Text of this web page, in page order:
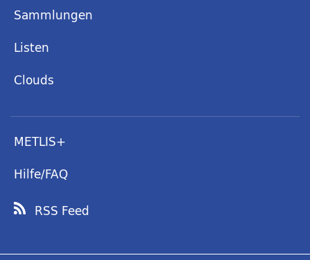
Sammlungen
Listen
Clouds
METLIS+
Hilfe/FAQ
RSS Feed